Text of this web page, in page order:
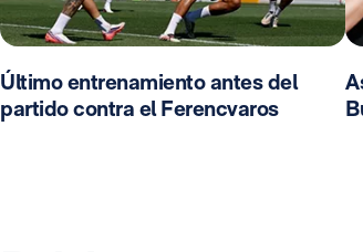
Último entrenamiento antes del
partido contra el Ferencvaros